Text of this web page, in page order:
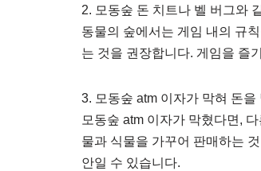
2. 모동숲 돈 치트나 벨 버그와
동물의 숲에서는 게임 내의 규
는 것을 권장합니다. 게임을 즐
3. 모동숲 atm 이자가 막혀 돈
모동숲 atm 이자가 막혔다면,
물과 식물을 가꾸어 판매하는
안일 수 있습니다.